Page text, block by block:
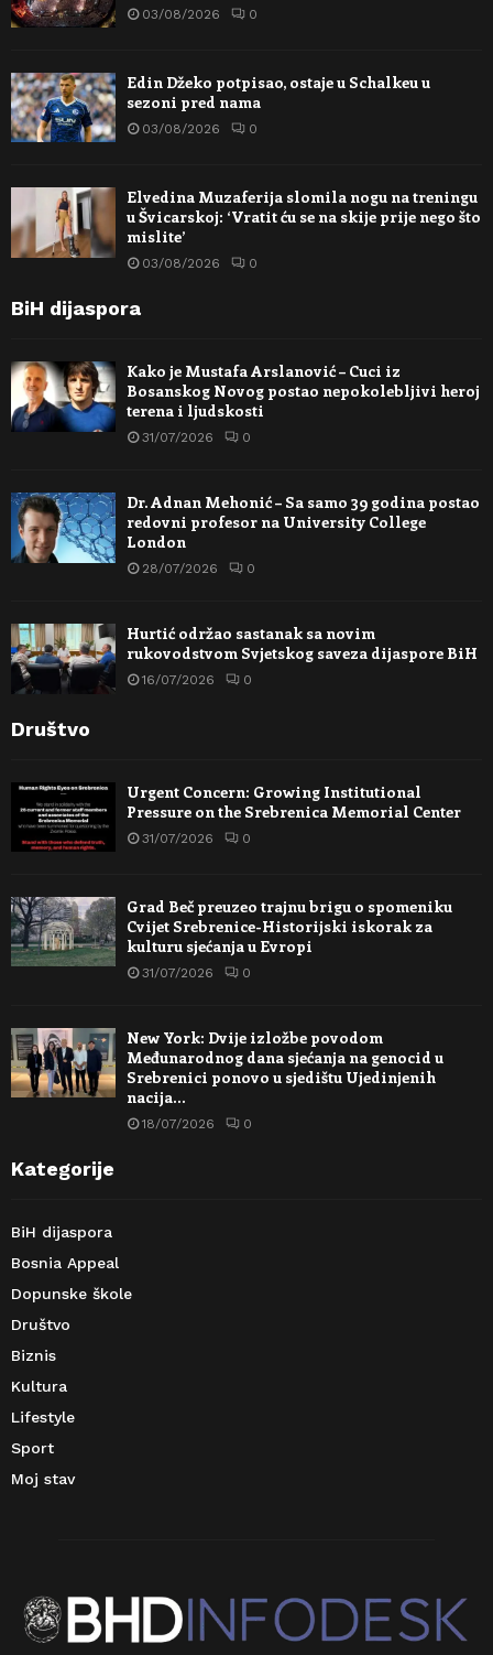
03/08/2026 0
Edin Džeko potpisao, ostaje u Schalkeu u
sezoni pred nama
03/08/2026 0
Elvedina Muzaferija slomila nogu na treningu
u Švicarskoj: ‘Vratit ću se na skije prije nego što
mislite’
03/08/2026 0
BiH dijaspora
Kako je Mustafa Arslanović – Cuci iz
Bosanskog Novog postao nepokolebljivi heroj
terena i ljudskosti
31/07/2026 0
Dr. Adnan Mehonić – Sa samo 39 godina postao
redovni profesor na University College
London
28/07/2026 0
Hurtić održao sastanak sa novim
rukovodstvom Svjetskog saveza dijaspore BiH
16/07/2026 0
Društvo
Urgent Concern: Growing Institutional
Pressure on the Srebrenica Memorial Center
31/07/2026 0
Grad Beč preuzeo trajnu brigu o spomeniku
Cvijet Srebrenice-Historijski iskorak za
kulturu sjećanja u Evropi
31/07/2026 0
New York: Dvije izložbe povodom
Međunarodnog dana sjećanja na genocid u
Srebrenici ponovo u sjedištu Ujedinjenih
nacija…
18/07/2026 0
Kategorije
BiH dijaspora
Bosnia Appeal
Dopunske škole
Društvo
Biznis
Kultura
Lifestyle
Sport
Moj stav